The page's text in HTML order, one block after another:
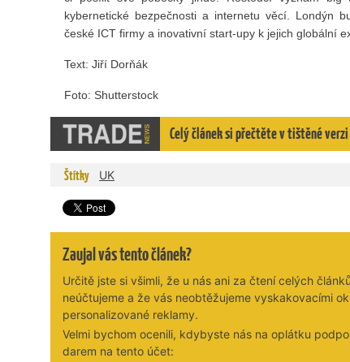
kybernetické bezpečnosti a internetu věcí. Londýn
české ICT firmy a inovativní start-upy k jejich globální
Text: Jiří Dorňák
Foto: Shutterstock
Celý článek si přečtěte v tištěné
Štítky UK
Zaujal vás tento článek?
Určitě jste si všimli, že u nás ani za čtení celých
neúčtujeme a že vás neobtěžujeme vyskakovacími
personalizované reklamy.
Velmi bychom ocenili, kdybyste nás na oplátku
darem na tento účet: